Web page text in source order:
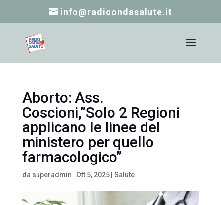
info@radioondasalute.it
Aborto: Ass.
Coscioni,”Solo 2 Regioni
applicano le linee del
ministero per quello
farmacologico”
da superadmin Ott 5, 2025| Salute